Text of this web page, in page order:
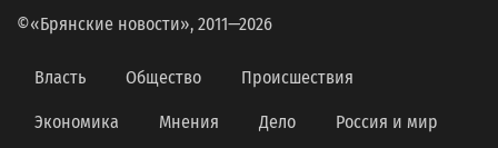
©«Брянские новости», 2011—2026
Власть Общество Происшествия
Экономика Мнения Дело Россия и мир